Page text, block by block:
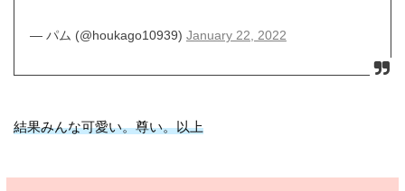
— パム (@houkago10939) January 22, 2022
結果みんな可愛い。尊い。以上